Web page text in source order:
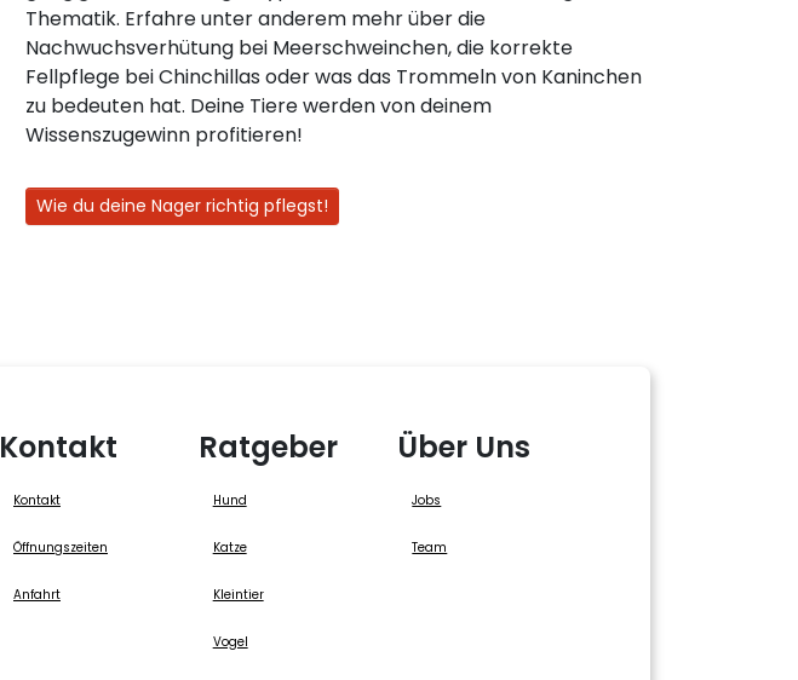
Thematik. Erfahre unter anderem mehr über die
Nachwuchsverhütung bei Meerschweinchen, die korrekte
Fellpflege bei Chinchillas oder was das Trommeln von Kaninchen
zu bedeuten hat. Deine Tiere werden von deinem
Wissenszugewinn profitieren!
Wie du deine Nager richtig pflegst!
Kontakt
Kontakt
Öffnungszeiten
Anfahrt
Ratgeber
Hund
Katze
Kleintier
Vogel
Über Uns
Jobs
Team